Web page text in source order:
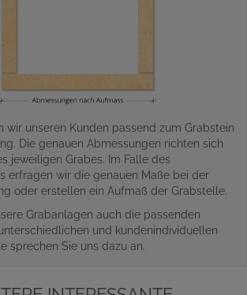
wir unseren Kunden passend zum Grabstein
Die genauen Abmessungen richten sich
jeweiligen Grabes. Im Falle des
erfragen wir die genauen Maße bei der
oder erstellen ein Aufmaß der Grabstelle.
Grabanlagen auch die passenden
und kundenindividuellen
sprechen Sie uns dazu an.